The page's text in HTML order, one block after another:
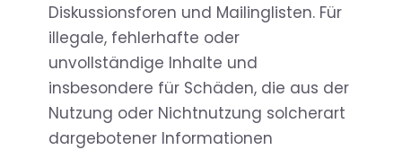
Diskussionsforen und Mailinglisten. Für
illegale, fehlerhafte oder
unvollständige Inhalte und
insbesondere für Schäden, die aus der
Nutzung oder Nichtnutzung solcherart
dargebotener Informationen